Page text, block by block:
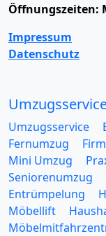
Öffnungszeiten:
Impressum
Datenschutz
Umzugsservice
Fernumzug
Mini Umzug
Seniorenumzug
Entrümpelung
Möbellift